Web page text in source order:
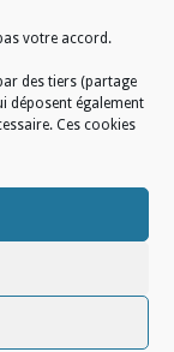
votre accord.
des tiers (partage
déposent également
Ces cookies